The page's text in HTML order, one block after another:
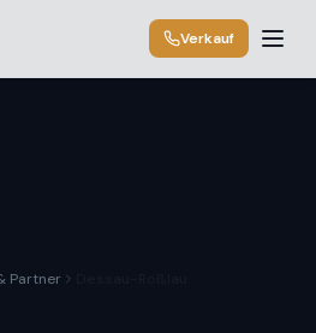
Verkauf
Partner